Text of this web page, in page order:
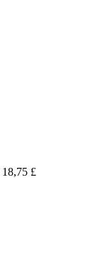
18,75 £